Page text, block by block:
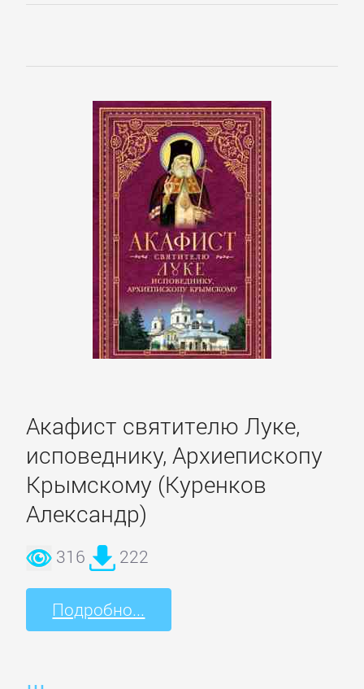
Акафист святителю Луке,
исповеднику, Архиепископу
Крымскому (Куренков
Александр)
316 222
Подробно...
детективы
Современные
детективы
Шпионские
детективы
ДЕТСКИЕ
КНИГИ
Детская
фантастика
Детские
Детские
приключения